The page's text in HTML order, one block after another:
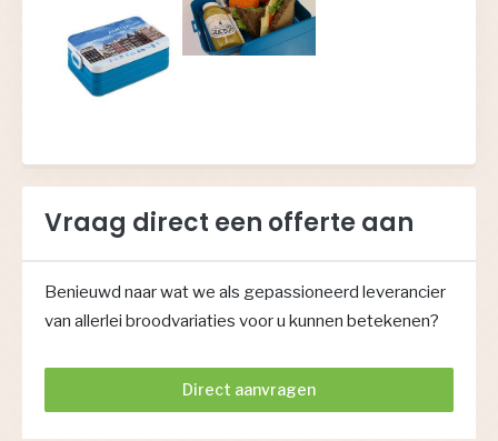
Vraag direct een offerte aan
Benieuwd naar wat we als gepassioneerd leverancier
van allerlei broodvariaties voor u kunnen betekenen?
Direct aanvragen